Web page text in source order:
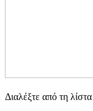
Διαλέξτε από τη